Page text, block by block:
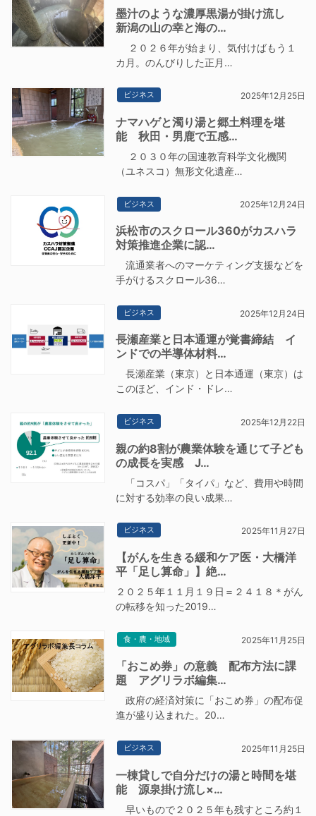
墨汁のような濃厚黒湯が掛け流し
新潟の山の幸と海の…
２０２６年が始まり、気付けばもう１
カ月。のんびりした正月…
ビジネス 2025年12月25日
ナマハゲと濁り湯と郷土料理を堪
能 秋田・男鹿で五感…
２０３０年の国連教育科学文化機関
（ユネスコ）無形文化遺産…
ビジネス 2025年12月24日
浜松市のスクロール360がカスハラ
対策推進企業に認…
流通業者へのマーケティング支援などを
手がけるスクロール36…
ビジネス 2025年12月24日
長瀬産業と日本通運が覚書締結 イ
ンドでの半導体材料…
長瀬産業（東京）と日本通運（東京）は
このほど、インド・ドレ…
ビジネス 2025年12月22日
親の約8割が農業体験を通じて子ども
の成長を実感 J…
「コスパ」「タイパ」など、費用や時間
に対する効率の良い成果…
ビジネス 2025年11月27日
【がんを生きる緩和ケア医・大橋洋
平「足し算命」】絶…
２０２５年１１月１９日＝２４１８＊がん
の転移を知った2019…
食・農・地域 2025年11月25日
「おこめ券」の意義 配布方法に課
題 アグリラボ編集…
政府の経済対策に「おこめ券」の配布促
進が盛り込まれた。20…
ビジネス 2025年11月25日
一棟貸しで自分だけの湯と時間を堪
能 源泉掛け流し×…
早いもので２０２５年も残すところ約１